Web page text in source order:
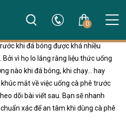
0
khi đá bóng được khá nhiều
vì họ lo lắng rằng liệu thức uống
nào khi đá bóng, khi chạy… hay
mắt về việc uống cà phê trước
dõi bài viết sau. Bạn sẽ nhanh
xác để an tâm khi dùng cà phê